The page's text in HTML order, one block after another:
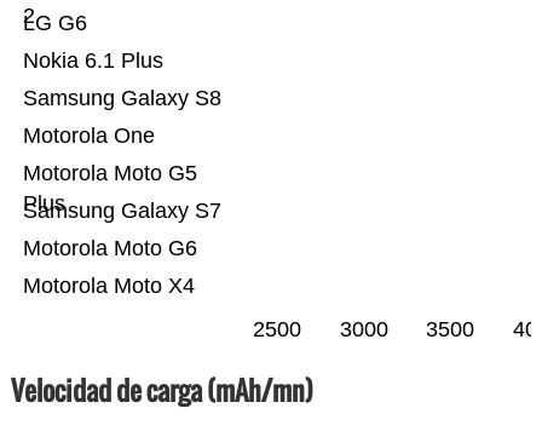
Motorola Moto X4
Motorola Moto G6
Samsung Galaxy S7
Motorola Moto G5
Plus
Motorola One
Samsung Galaxy S8
Nokia 6.1 Plus
LG G6
2
2500 3000 3500
Velocidad de carga (mAh/mn)